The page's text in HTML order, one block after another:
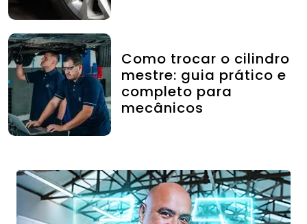
Como trocar o cilindro
mestre: guia prático e
completo para
mecânicos